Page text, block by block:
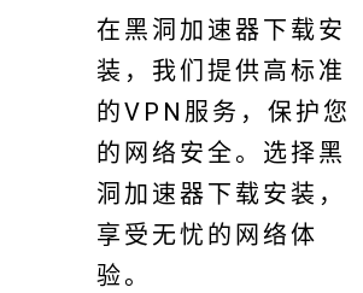
在黑洞加速器下载安
装，我们提供高标准
的VPN服务，保护您
的网络安全。选择黑
洞加速器下载安装，
享受无忧的网络体
验。